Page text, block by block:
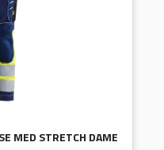
MED STRETCH DAME